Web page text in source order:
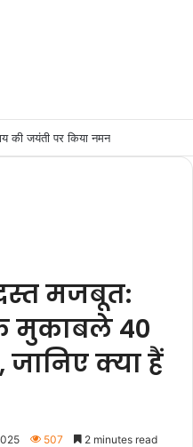
की जयंती पर किया नमन
मजबूत:
मुकाबले 40
क्या हैं
507 2 minutes read